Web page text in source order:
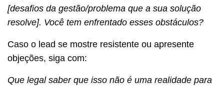
[desafios da gestão/problema que a sua solução
resolve]. Você tem enfrentado esses obstáculos?
Caso o lead se mostre resistente ou apresente
objeções, siga com:
Que legal saber que isso não é uma realidade para